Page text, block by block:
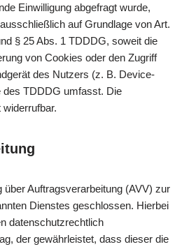
Einwilligung abgefragt wurde,
auf Grundlage von Art.
§ 25 Abs. 1 TDDDG, soweit die
von Cookies oder den Zugriff
des Nutzers (z. B. Device-
des TDDDG umfasst. Die
über Auftragsverarbeitung (AVV) zur
Dienstes geschlossen. Hierbei
datenschutzrechtlich
der gewährleistet, dass dieser die